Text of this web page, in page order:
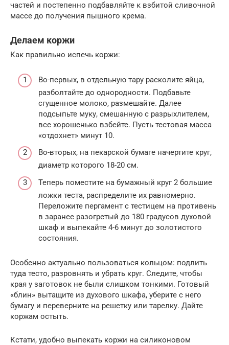
частей и постепенно подбавляйте к взбитой сливочной
массе до получения пышного крема.
Делаем коржи
Как правильно испечь коржи:
Во-первых, в отдельную тару расколите яйца,
разболтайте до однородности. Подбавьте
сгущенное молоко, размешайте. Далее
подсыпьте муку, смешанную с разрыхлителем,
все хорошенько взбейте. Пусть тестовая масса
«отдохнет» минут 10.
Во-вторых, на пекарской бумаге начертите круг,
диаметр которого 18-20 см.
Теперь поместите на бумажный круг 2 большие
ложки теста, распределите их равномерно.
Переложите пергамент с тестицем на противень
в заранее разогретый до 180 градусов духовой
шкаф и выпекайте 4-6 минут до золотистого
состояния.
Особенно актуально пользоваться кольцом: подлить
туда тесто, разровнять и убрать круг. Следите, чтобы
края у заготовок не были слишком тонкими. Готовый
«блин» вытащите из духового шкафа, уберите с него
бумагу и переверните на решетку или тарелку. Дайте
коржам остыть.
Кстати, удобно выпекать коржи на силиконовом